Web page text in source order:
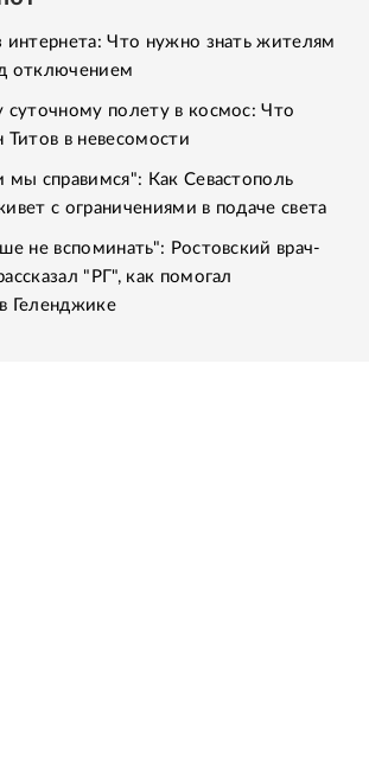
интернета: Что нужно знать жителям
отключением
суточному полету в космос: Что
Титов в невесомости
мы справимся": Как Севастополь
с ограничениями в подаче света
не вспоминать": Ростовский врач-
"РГ", как помогал
Геленджике